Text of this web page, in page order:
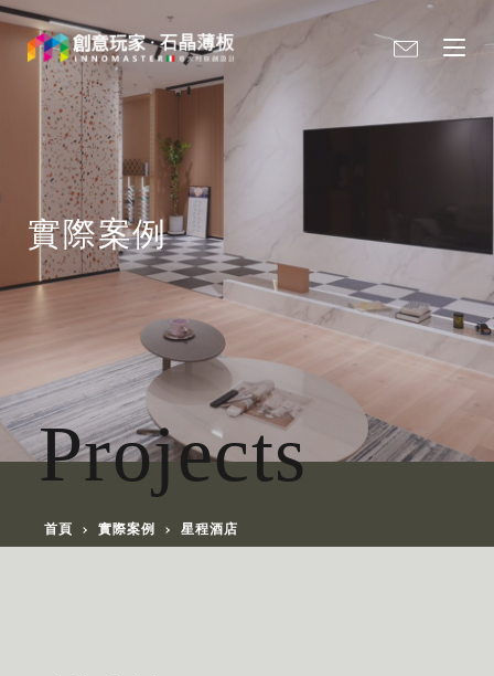
實際案例
Projects
首頁 實際案例 星程酒店